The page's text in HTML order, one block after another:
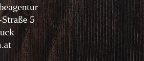
5